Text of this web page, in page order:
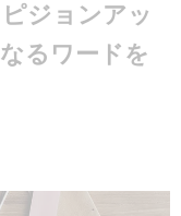
ジョンアッ
るワードを